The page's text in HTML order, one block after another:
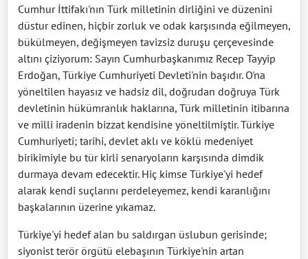
Cumhur İttifakı'nın Türk milletinin dirliğini ve düzenini
düstur edinen, hiçbir zorluk ve odak karşısında eğilmeyen,
bükülmeyen, değişmeyen tavizsiz duruşu çerçevesinde
altını çiziyorum: Sayın Cumhurbaşkanımız Recep Tayyip
Erdoğan, Türkiye Cumhuriyeti Devleti'nin başıdır. O'na
yöneltilen hayasız ve hadsiz dil, doğrudan doğruya Türk
devletinin hükümranlık haklarına, Türk milletinin itibarına
ve milli iradenin bizzat kendisine yöneltilmiştir. Türkiye
Cumhuriyeti; tarihi, devlet aklı ve köklü medeniyet
birikimiyle bu tür kirli senaryoların karşısında dimdik
durmaya devam edecektir. Hiç kimse Türkiye'yi hedef
alarak kendi suçlarını perdeleyemez, kendi karanlığını
başkalarının üzerine yıkamaz.
Türkiye'yi hedef alan bu saldırgan üslubun gerisinde;
siyonist terör örgütü elebaşının Türkiye'nin artan